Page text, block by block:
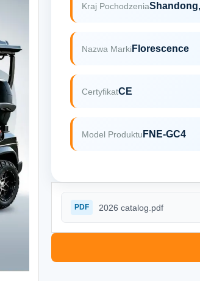
Kraj Pochodzenia
Nazwa Marki Florescence
CertyfikatCE
Model Produktu FNE-GC4
PDF 2026 catalog.pdf